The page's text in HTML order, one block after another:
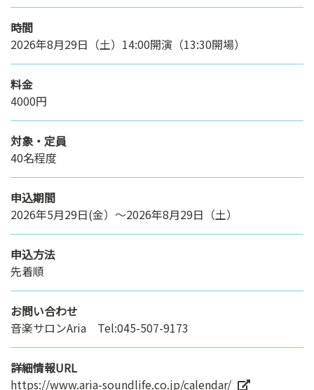
時間
2026年8月29日（土）14:00開演（13:30開場）
料金
4000円
対象・定員
40名程度
申込期間
2026年5月29日(金）～2026年8月29日（土）
申込方法
先着順
お問い合わせ
音楽サロンAria Tel:045-507-9173
詳細情報URL
https://www.aria-soundlife.co.jp/calendar/